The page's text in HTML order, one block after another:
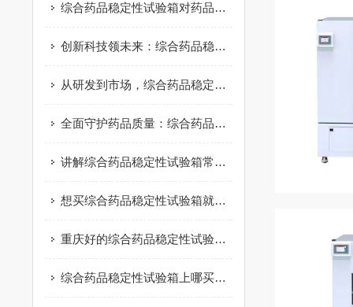
综合药品稳定性试验箱对药品安全有什么保障？
创新科技领未来：综合药品稳定性试验箱的新进展
从研发到市场，综合药品稳定性试验箱助力药品全生命周期管理
全面守护药品质量：综合药品稳定性试验箱的应用与优势
讲解综合药品稳定性试验箱常见的故障问题与解决方法？
想买综合药品稳定性试验箱就来创测科技|综合药品稳定性试验箱
重庆好的综合药品稳定性试验箱|重庆综合药品稳定性试验箱
综合药品稳定性试验箱上哪买比较好，电热恒温培养箱价格行情